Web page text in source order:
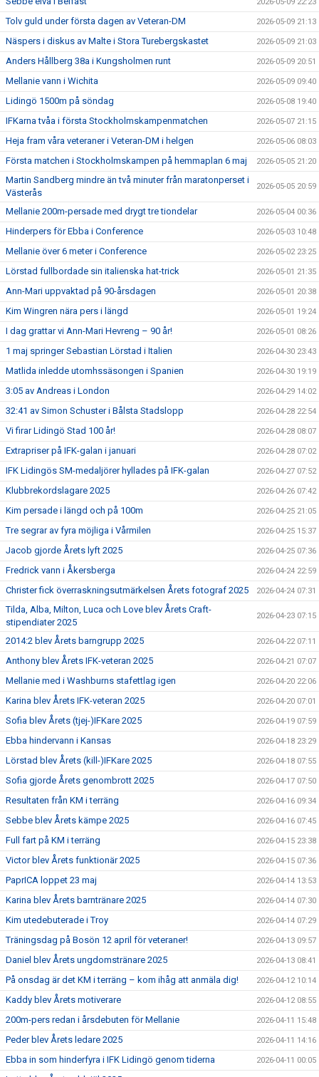
Tolv guld under första dagen av Veteran-DM 2026-05-09 21:13
Näspers i diskus av Malte i Stora Turebergskastet 2026-05-09 21:03
Anders Hållberg 38a i Kungsholmen runt 2026-05-09 20:51
Mellanie vann i Wichita 2026-05-09 09:40
Lidingö 1500m på söndag 2026-05-08 19:40
IFKarna tvåa i första Stockholmskampenmatchen 2026-05-07 21:15
Heja fram våra veteraner i Veteran-DM i helgen 2026-05-06 08:03
Första matchen i Stockholmskampen på hemmaplan 6 maj 2026-05-05 21:20
Martin Sandberg mindre än två minuter från maratonperset i
Västerås
2026-05-05 20:59
Mellanie 200m-persade med drygt tre tiondelar 2026-05-04 00:36
Hinderpers för Ebba i Conference 2026-05-03 10:48
Mellanie över 6 meter i Conference 2026-05-02 23:25
Lörstad fullbordade sin italienska hat-trick 2026-05-01 21:35
Ann-Mari uppvaktad på 90-årsdagen 2026-05-01 20:38
Kim Wingren nära pers i längd 2026-05-01 19:24
I dag grattar vi Ann-Mari Hevreng – 90 år! 2026-05-01 08:26
1 maj springer Sebastian Lörstad i Italien 2026-04-30 23:43
Matlida inledde utomhssäsongen i Spanien 2026-04-30 19:19
3:05 av Andreas i London 2026-04-29 14:02
32:41 av Simon Schuster i Bålsta Stadslopp 2026-04-28 22:54
Vi firar Lidingö Stad 100 år! 2026-04-28 08:07
Extrapriser på IFK-galan i januari 2026-04-28 07:02
IFK Lidingös SM-medaljörer hyllades på IFK-galan 2026-04-27 07:52
Klubbrekordslagare 2025 2026-04-26 07:42
Kim persade i längd och på 100m 2026-04-25 21:05
Tre segrar av fyra möjliga i Vårmilen 2026-04-25 15:37
Jacob gjorde Årets lyft 2025 2026-04-25 07:36
Fredrick vann i Åkersberga 2026-04-24 22:59
Christer fick överraskningsutmärkelsen Årets fotograf 2025 2026-04-24 07:31
Tilda, Alba, Milton, Luca och Love blev Årets Craft-
stipendiater 2025
2026-04-23 07:15
2014:2 blev Årets barngrupp 2025 2026-04-22 07:11
Anthony blev Årets IFK-veteran 2025 2026-04-21 07:07
Mellanie med i Washburns stafettlag igen 2026-04-20 22:06
Karina blev Årets IFK-veteran 2025 2026-04-20 07:01
Sofia blev Årets (tjej-)IFKare 2025 2026-04-19 07:59
Ebba hindervann i Kansas 2026-04-18 23:29
Lörstad blev Årets (kill-)IFKare 2025 2026-04-18 07:55
Sofia gjorde Årets genombrott 2025 2026-04-17 07:50
Resultaten från KM i terräng 2026-04-16 09:34
Sebbe blev Årets kämpe 2025 2026-04-16 07:45
Full fart på KM i terräng 2026-04-15 23:38
Victor blev Årets funktionär 2025 2026-04-15 07:36
PaprICA loppet 23 maj 2026-04-14 13:53
Karina blev Årets barntränare 2025 2026-04-14 07:30
Kim utedebuterade i Troy 2026-04-14 07:29
Träningsdag på Bosön 12 april för veteraner! 2026-04-13 09:57
Daniel blev Årets ungdomstränare 2025 2026-04-13 08:41
På onsdag är det KM i terräng – kom ihåg att anmäla dig! 2026-04-12 10:14
Kaddy blev Årets motiverare 2026-04-12 08:55
200m-pers redan i årsdebuten för Mellanie 2026-04-11 15:48
Peder blev Årets ledare 2025 2026-04-11 14:16
Ebba in som hinderfyra i IFK Lidingö genom tiderna 2026-04-11 00:05